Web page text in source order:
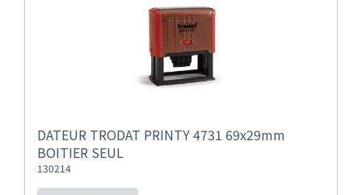
DATEUR TRODAT PRINTY 4731 69x29mm
BOITIER SEUL
130214